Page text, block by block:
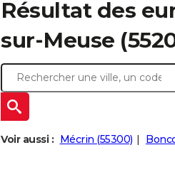
Résultat des
sur-Meuse
Voir aussi : Mécrin (55300)